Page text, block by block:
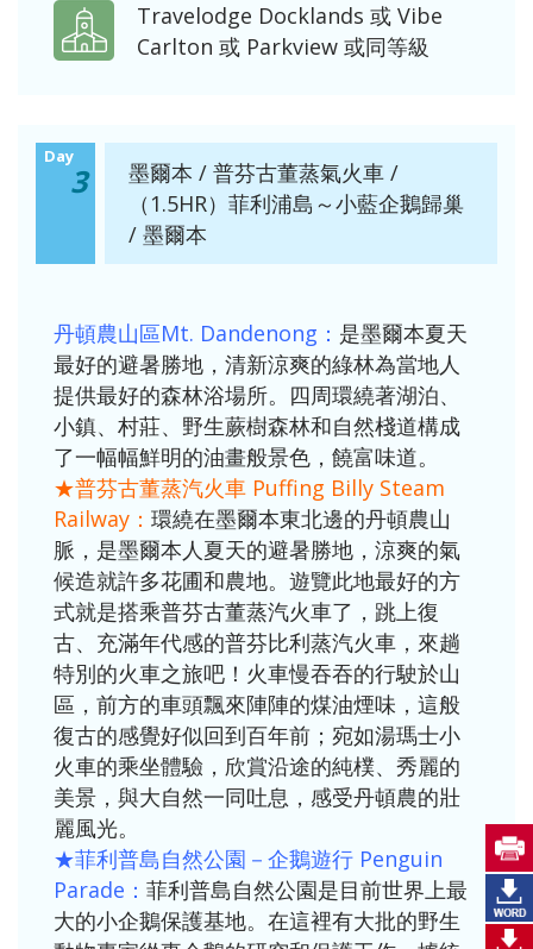
Travelodge Docklands 或 Vibe
Carlton 或 Parkview 或同等級
Day
3
墨爾本 / 普芬古董蒸氣火車 /
（1.5HR）菲利浦島～小藍企鵝歸巢
/ 墨爾本
丹頓農山區Mt. Dandenong： 是墨爾本夏天
最好的避暑勝地，清新涼爽的綠林為當地人
提供最好的森林浴場所。四周環繞著湖泊、
小鎮、村莊、野生蕨樹森林和自然棧道構成
了一幅幅鮮明的油畫般景色，饒富味道。
★普芬古董蒸汽火車 Puffing Billy Steam
Railway： 環繞在墨爾本東北邊的丹頓農山
脈，是墨爾本人夏天的避暑勝地，涼爽的氣
候造就許多花圃和農地。遊覽此地最好的方
式就是搭乘普芬古董蒸汽火車了，跳上復
古、充滿年代感的普芬比利蒸汽火車，來趟
特別的火車之旅吧！火車慢吞吞的行駛於山
區，前方的車頭飄來陣陣的煤油煙味，這般
復古的感覺好似回到百年前；宛如湯瑪士小
火車的乘坐體驗，欣賞沿途的純樸、秀麗的
美景，與大自然一同吐息，感受丹頓農的壯
麗風光。
★菲利普島自然公園－企鵝遊行 Penguin
Parade： 菲利普島自然公園是目前世界上最
大的小企鵝保護基地。在這裡有大批的野生